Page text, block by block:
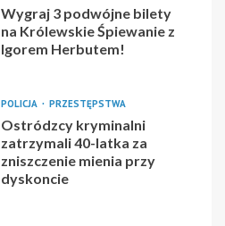
Wygraj 3 podwójne bilety
na Królewskie Śpiewanie z
Igorem Herbutem!
POLICJA PRZESTĘPSTWA
Ostródzcy kryminalni
zatrzymali 40-latka za
zniszczenie mienia przy
dyskoncie